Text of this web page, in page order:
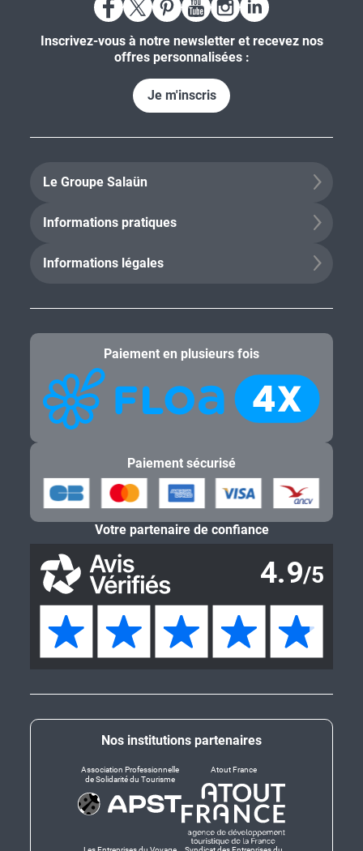
Inscrivez-vous à notre newsletter et recevez nos
offres personnalisées :
Je m'inscris
Le Groupe Salaün
Informations pratiques
Informations légales
Nos institutions partenaires
Association Professionnelle
de Solidarité du Tourisme
Atout France
Paiement en plusieurs fois
Paiement sécurisé
Votre partenaire de confiance